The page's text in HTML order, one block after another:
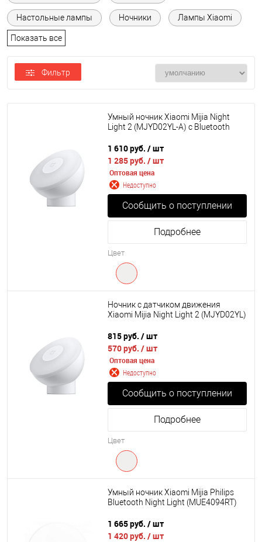
Настольные лампы Ночники Лампы Xiaomi
Показать все
Фильтр
Умный ночник Xiaomi Mijia Night
Light 2 (MJYD02YL-A) с Bluetooth
1 610 руб. / шт
1 285 руб. / шт
Оптовая цена
Недоступно
Сообщить о поступлении
Подробнее
Цвет
Ночник с датчиком движения
Xiaomi Mijia Night Light 2 (MJYD02YL)
815 руб. / шт
570 руб. / шт
Оптовая цена
Недоступно
Сообщить о поступлении
Подробнее
Цвет
Умный ночник Xiaomi Mijia Philips
Bluetooth Night Light (MUE4094RT)
1 665 руб. / шт
1 420 руб. / шт